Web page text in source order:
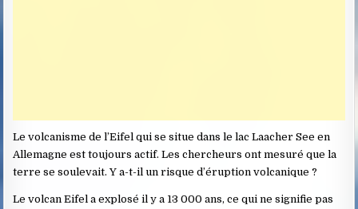
Le volcanisme de l’Eifel qui se situe dans le lac Laacher See en
Allemagne est toujours actif. Les chercheurs ont mesuré que la
terre se soulevait. Y a-t-il un risque d’éruption volcanique ?
Le volcan Eifel a explosé il y a 13 000 ans, ce qui ne signifie pas